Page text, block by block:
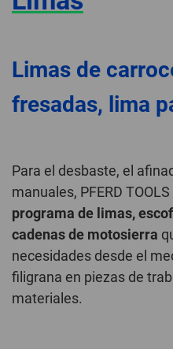
Limas de
fresadas, lima
Para el desbaste, el
manuales, PFERD
programa de limas,
cadenas de motosierra
necesidades desde el
filigrana en piezas de
materiales.